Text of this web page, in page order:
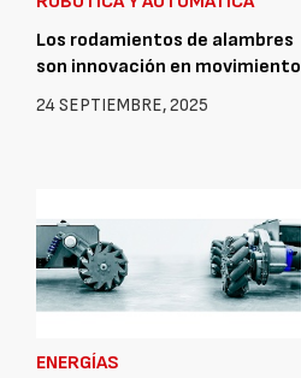
Los rodamientos de alambres
son innovación en movimiento
24 SEPTIEMBRE, 2025
ENERGÍAS